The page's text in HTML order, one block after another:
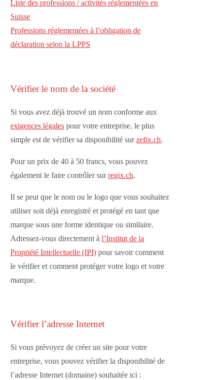
Liste des professions / activités réglementées en
Suisse
Professions réglementées à l’obligation de
déclaration selon la LPPS
Vérifier le nom de la société
Si vous avez déjà trouvé un nom conforme aux
exigences légales pour votre entreprise, le plus
simple est de vérifier sa disponibilité surzefix.ch.
Pour un prix de 40 à 50 francs, vous pouvez
également le faire contrôler surregix.ch.
Il se peut que le nom ou le logo que vous souhaitez
utiliser soit déjà enregistré et protégé en tant que
marque sous une forme identique ou similaire.
Adressez-vous directement àl’Institut de la
Propriété Intellectuelle (IPI) pour savoir comment
le vérifier et comment protéger votre logo et votre
marque.
Vérifier l’adresse Internet
Si vous prévoyez de créer un site pour votre
entreprise, vous pouvez vérifier la disponibilité de
l’adresse Internet (domaine) souhaitée ici :